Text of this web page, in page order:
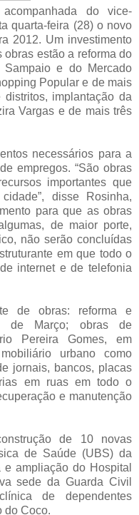
do vice-
quarta-feira (28) o novo
2012. Um investimento
estão a reforma do
Sampaio e do Mercado
Popular e de mais
implantação da
Vargas e de mais três
necessários para a
empregos. “São obras
importantes que
disse Rosinha,
para que as obras
de maior porte,
não serão concluídas
em que todo o
internet e de telefonia
de obras: reforma e
de Março; obras de
Pereira Gomes, em
urbano como
jornais, bancos, placas
em ruas em todo o
e manutenção
de 10 novas
de Saúde (UBS) da
ampliação do Hospital
sede da Guarda Civil
de dependentes
do Coco.